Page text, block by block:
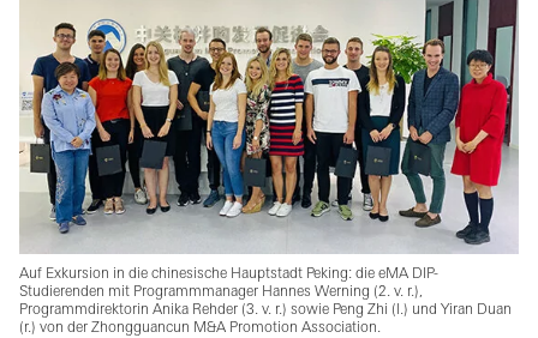
Auf Exkursion in die chinesische Hauptstadt Peking: die eMA DIP-
Studierenden mit Programmmanager Hannes Werning (2. v. r.),
Programmdirektorin Anika Rehder (3. v. r.) sowie Peng Zhi (l.) und Yiran Duan
(r.) von der Zhongguancun M&A Promotion Association.